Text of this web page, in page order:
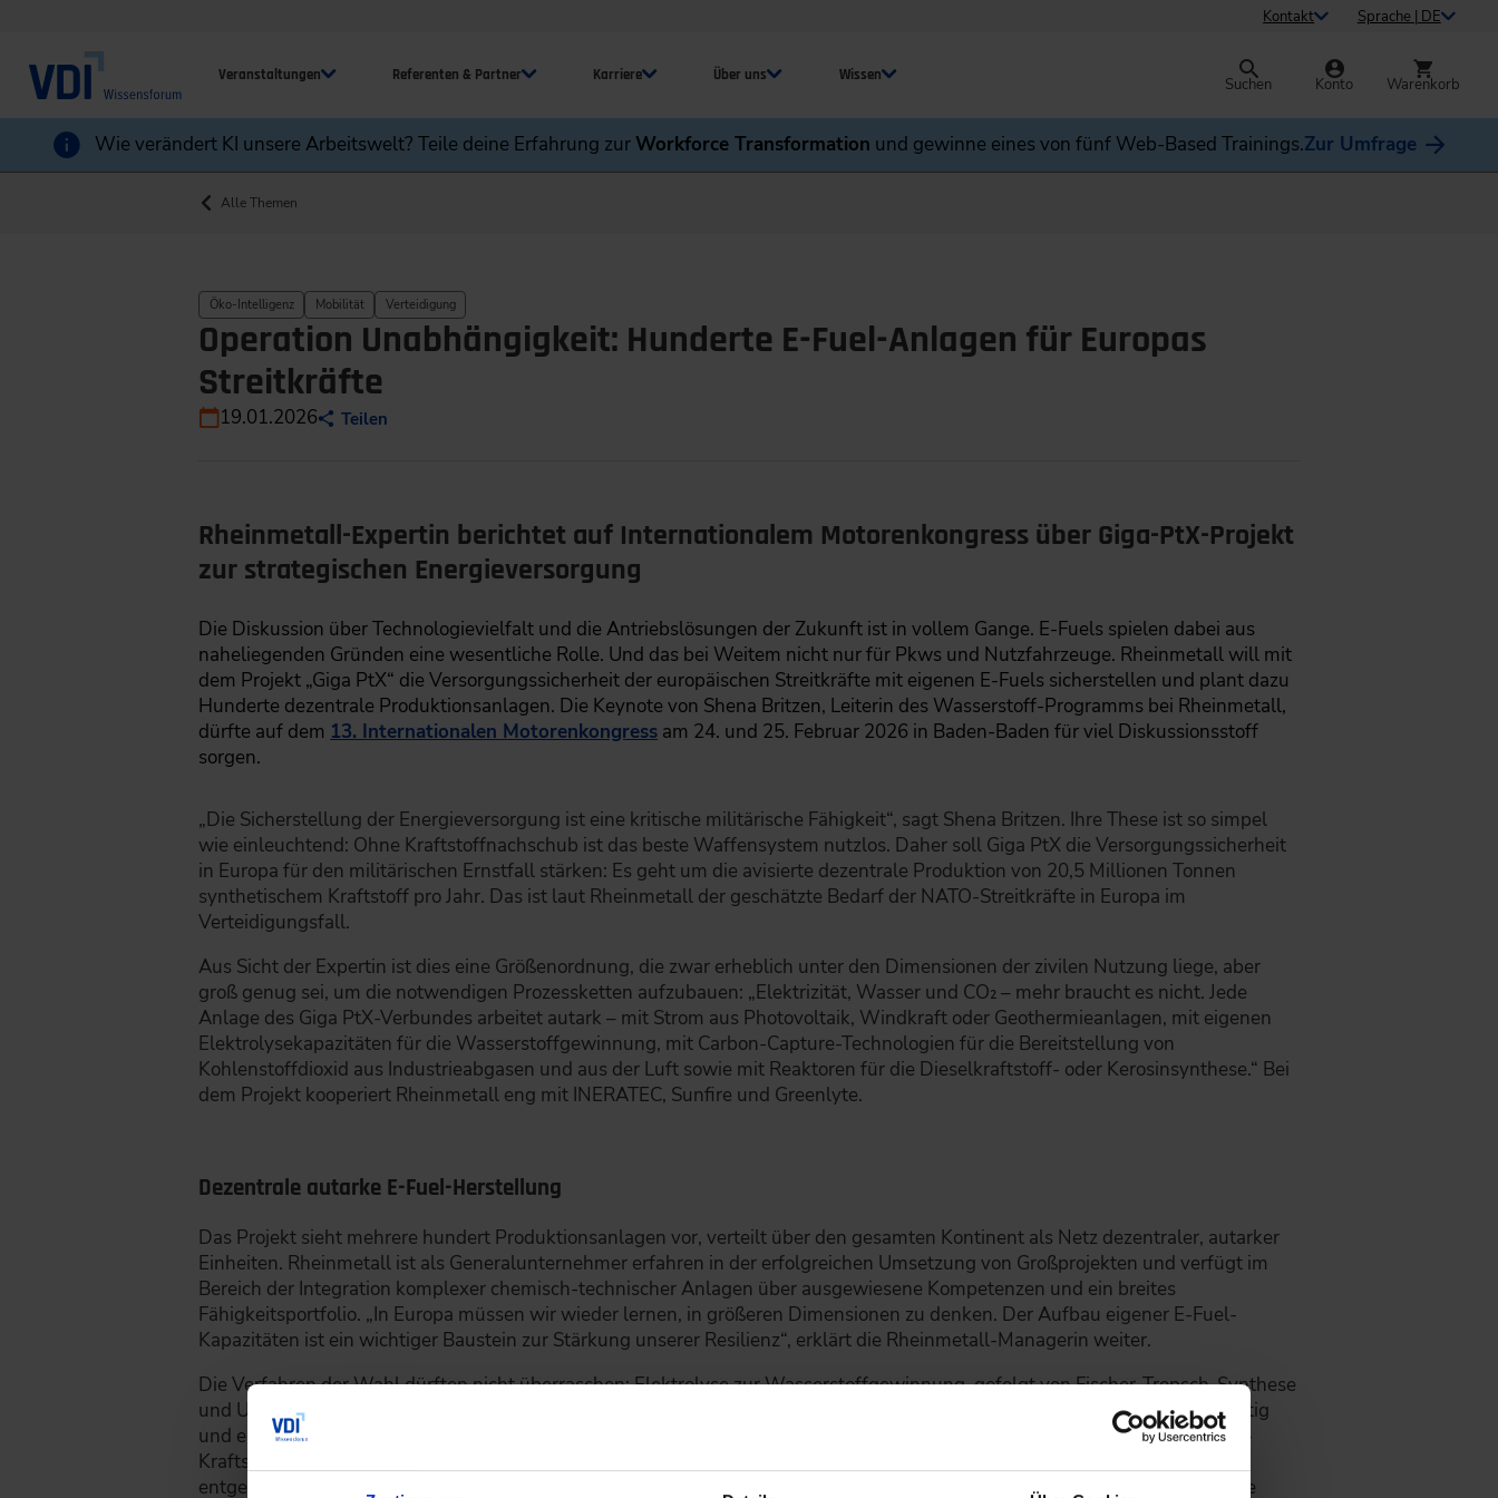
Kontakt Sprache | DE
Veranstaltungen Referenten & Partner Karriere Über uns Wissen Suchen Konto Warenkorb
Wie verändert KI unsere Arbeitswelt? Teile deine Erfahrung zurWorkforce Transformation und gewinne eines von fünf Web-Based Trainings.Zur Umfrage
Alle Themen
Öko-Intelligenz Mobilität Verteidigung
Operation Unabhängigkeit: Hunderte E-Fuel-Anlagen für Europas
Streitkräfte
19.01.2026 Teilen
Rheinmetall-Expertin berichtet auf Internationalem Motorenkongress über Giga-PtX-Projekt
zur strategischen Energieversorgung
Die Diskussion über Technologievielfalt und die Antriebslösungen der Zukunft ist in vollem Gange. E-Fuels spielen dabei aus
naheliegenden Gründen eine wesentliche Rolle. Und das bei Weitem nicht nur für Pkws und Nutzfahrzeuge. Rheinmetall will mit
dem Projekt „Giga PtX“ die Versorgungssicherheit der europäischen Streitkräfte mit eigenen E-Fuels sicherstellen und plant dazu
Hunderte dezentrale Produktionsanlagen. Die Keynote von Shena Britzen, Leiterin des Wasserstoff-Programms bei Rheinmetall,
dürfte auf dem 13. Internationalen Motorenkongress am 24. und 25. Februar 2026 in Baden-Baden für viel Diskussionsstoff
sorgen.
„Die Sicherstellung der Energieversorgung ist eine kritische militärische Fähigkeit“, sagt Shena Britzen. Ihre These ist so simpel
wie einleuchtend: Ohne Kraftstoffnachschub ist das beste Waffensystem nutzlos. Daher soll Giga PtX die Versorgungssicherheit
in Europa für den militärischen Ernstfall stärken: Es geht um die avisierte dezentrale Produktion von 20,5 Millionen Tonnen
synthetischem Kraftstoff pro Jahr. Das ist laut Rheinmetall der geschätzte Bedarf der NATO-Streitkräfte in Europa im
Verteidigungsfall.
Aus Sicht der Expertin ist dies eine Größenordnung, die zwar erheblich unter den Dimensionen der zivilen Nutzung liege, aber
groß genug sei, um die notwendigen Prozessketten aufzubauen: „Elektrizität, Wasser und CO₂ – mehr braucht es nicht. Jede
Anlage des Giga PtX-Verbundes arbeitet autark – mit Strom aus Photovoltaik­, Windkraft­ oder Geothermieanlagen, mit eigenen
Elektrolysekapazitäten für die Wasserstoffgewinnung, mit Carbon-Capture-Technologien für die Bereitstellung von
Kohlenstoffdioxid aus Industrieabgasen und aus der Luft sowie mit Reaktoren für die Dieselkraftstoff- oder Kerosinsynthese.“ Bei
dem Projekt kooperiert Rheinmetall eng mit INERATEC, Sunfire und Greenlyte.
Dezentrale autarke E-Fuel-Herstellung
Das Projekt sieht mehrere hundert Produktionsanlagen vor, verteilt über den gesamten Kontinent als Netz dezentraler, autarker
Einheiten. Rheinmetall ist als Generalunternehmer erfahren in der erfolgreichen Umsetzung von Großprojekten und verfügt im
Bereich der Integration komplexer chemisch-technischer Anlagen über ausgewiesene Kompetenzen und ein breites
Fähigkeitsportfolio. „In Europa müssen wir wieder lernen, in größeren Dimensionen zu denken. Der Aufbau eigener E-Fuel-
Kapazitäten ist ein wichtiger Baustein zur Stärkung unserer Resilienz“, erklärt die Rheinmetall-Managerin weiter.
Die Verfahren der Wahl dürften nicht überraschen: Elektrolyse zur Wasserstoffgewinnung, gefolgt von Fischer-Tropsch-Synthese
und Upgrading. Die Ergebnisse sind paraffinischer Diesel, Marinediesel und Kerosin, die sich ohne technische Hürden vielfältig
und einfach verwenden lassen. Vorhandene Fahr- und Flugzeuge, ob zivil oder militärisch, können die sogenannten Drop-in-
Kraftstoffe entweder komplett ohne technische Umrüstung oder, bei Altsystemen, mit geringer Additivierung tanken. Was
entgegnet das Unternehmen der immer wieder zu hörenden Meinung, dass E-Fuels zu teuer in der Herstellung und somit die